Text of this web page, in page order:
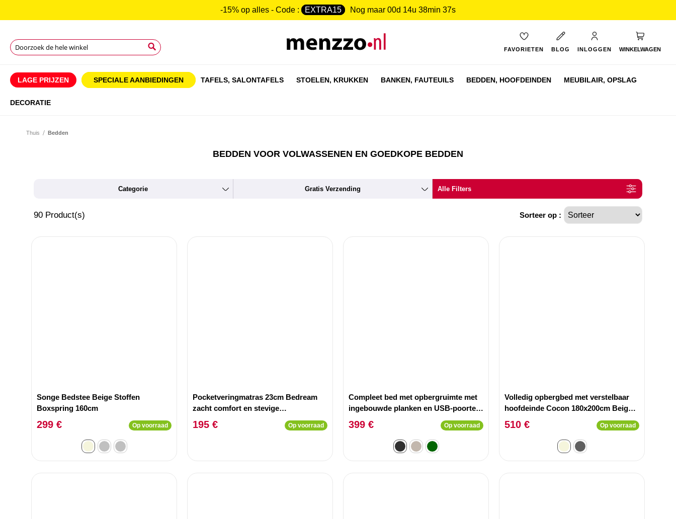
-15% op alles - Code : EXTRA15 Nog maar 00d 14u 38min 37s
Search
FAVORIETEN BLOG INLOGGEN WINKELWAGEN
LAGE PRIJZEN SPECIALE AANBIEDINGEN TAFELS, SALONTAFELS STOELEN, KRUKKEN BANKEN, FAUTEUILS BEDDEN, HOOFDEINDEN MEUBILAIR, OPSLAG
DECORATIE
Thuis Bedden
BEDDEN VOOR VOLWASSENEN EN GOEDKOPE BEDDEN
Categorie Gratis Verzending Alle Filters
90 Product(s) Sorteer op :
Songe Bedstee Beige Stoffen
Boxspring 160cm
299 € Op voorraad
Pocketveringmatras 23cm Bedream
zacht comfort en stevige
ondersteuning 140x190cm
195 € Op voorraad
Compleet bed met opbergruimte met
ingebouwde planken en USB-poorten
Lukas 180x200cm Grijze Stof
399 € Op voorraad
Volledig opbergbed met verstelbaar
hoofdeinde Cocon 180x200cm Beige
Stof
510 € Op voorraad